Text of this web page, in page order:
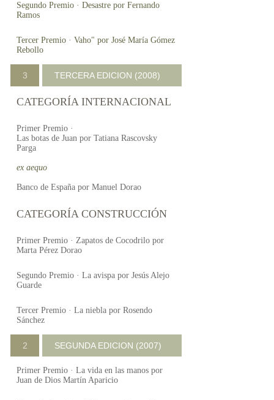
Segundo Premio · Desastre por Fernando
Ramos
Tercer Premio · Vaho" por José María Gómez
Rebollo
3 TERCERA EDICION (2008)
CATEGORÍA INTERNACIONAL
Primer Premio ·
Las botas de Juan por Tatiana Rascovsky
Parga
ex aequo
Banco de España por Manuel Dorao
CATEGORÍA CONSTRUCCIÓN
Primer Premio · Zapatos de Cocodrilo por
Marta Pérez Dorao
Segundo Premio · La avispa por Jesús Alejo
Guarde
Tercer Premio · La niebla por Rosendo
Sánchez
2 SEGUNDA EDICION (2007)
Primer Premio · La vida en las manos por
Juan de Dios Martín Aparicio